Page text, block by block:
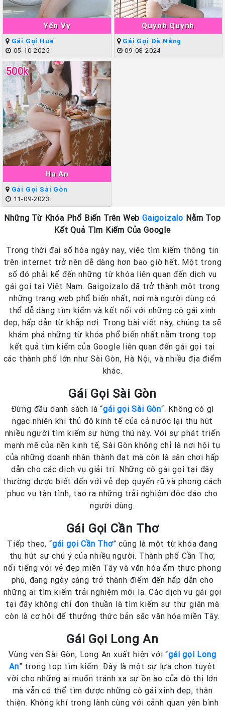
Yến Vy
Gái Gọi Huế
05-10-2025
Quỳnh Quỳnh
Gái Gọi Đà Nẵng
09-08-2024
Hạ An
500k
Gái Gọi Sài Gòn
11-09-2023
Những Từ Khóa Phổ Biến Trên WebGaigoizalo Nằm Top
Kết Quả Tìm Kiếm Của Google
Trong thời đại số hóa ngày nay, việc tìm kiếm thông tin
trên internet trở nên dễ dàng hơn bao giờ hết. Một trong
số đó phải kể đến những từ khóa liên quan đến dịch vụ
gái gọi tại Việt Nam. Gaigoizalo đã trở thành một trong
những trang web phổ biến nhất, nơi mà người dùng có
thể dễ dàng tìm kiếm và kết nối với những cô gái xinh
đẹp, hấp dẫn từ khắp nơi. Trong bài viết này, chúng ta sẽ
khám phá những từ khóa phổ biến nhất nằm trong top
kết quả tìm kiếm của Google liên quan đến gái gọi tại
các thành phố lớn như Sài Gòn, Hà Nội, và nhiều địa điểm
khác.
Gái Gọi Sài Gòn
Đứng đầu danh sách là “gái gọi Sài Gòn“. Không có gì
ngạc nhiên khi thủ đô kinh tế của cả nước lại thu hút
nhiều người tìm kiếm sự hứng thú này. Với sự phát triển
mạnh mẽ của nền kinh tế, Sài Gòn không chỉ là nơi hội tụ
của những doanh nhân thành đạt mà còn là sân chơi hấp
dẫn cho các dịch vụ giải trí. Những cô gái gọi tại đây
thường được biết đến với vẻ đẹp quyến rũ và phong cách
phục vụ tận tình, tạo ra những trải nghiệm độc đáo cho
người dùng.
Gái Gọi Cần Thơ
Tiếp theo, “gái gọi Cần Thơ” cũng là một từ khóa đang
thu hút sự chú ý của nhiều người. Thành phố Cần Thơ,
nổi tiếng với vẻ đẹp miền Tây và văn hóa ẩm thực phong
phú, đang ngày càng trở thành điểm đến hấp dẫn cho
những ai tìm kiếm trải nghiệm mới lạ. Các dịch vụ gái gọi
tại đây không chỉ đơn thuần là tìm kiếm sự thư giãn mà
còn là cơ hội để thưởng thức bản sắc văn hóa miền Tây.
Gái Gọi Long An
Vùng ven Sài Gòn, Long An xuất hiện với “gái gọi Long
An” trong top tìm kiếm. Đây là một sự lựa chọn tuyệt
vời cho những ai muốn tránh xa sự ồn ào của đô thị lớn
mà vẫn có thể tìm được những cô gái xinh đẹp, thân
thiện. Không khí trong lành cùng với cảnh quan yên bình